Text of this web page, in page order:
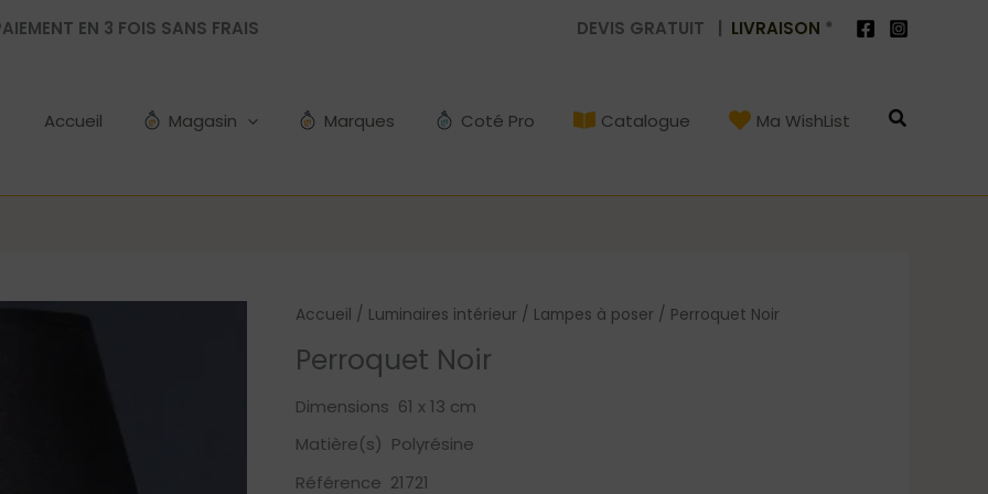
EN 3 FOIS SANS FRAIS DEVIS GRATUIT | LIVRAISON *
Accueil Magasin Marques Coté Pro Catalogue Ma WishList
Accueil / Luminaires intérieur / Lampes à poser / Perroquet Noir
Perroquet Noir
Dimensions 61 x 13 cm
Matière(s) Polyrésine
Référence 21721